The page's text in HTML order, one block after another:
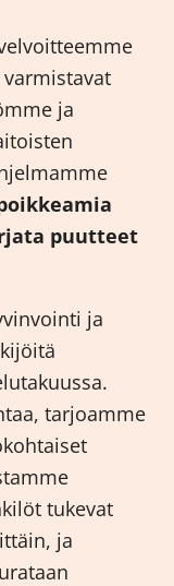
ja
puutteet
ja
tarjoamme
tukevat
ja